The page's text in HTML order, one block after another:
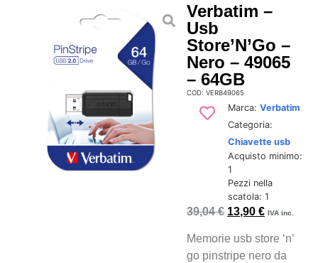
Verbatim –
Usb
Store’N’Go –
Nero – 49065
– 64GB
COD: VERB49065
Marca: Verbatim
Categoria:
Chiavette usb
Acquisto minimo:
1
Pezzi nella
scatola: 1
39,04€ 13,90€ IVA inc.
Memorie usb store ‘n’
go pinstripe nero da